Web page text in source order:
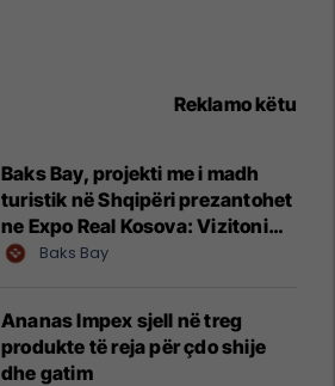
Reklamo këtu
Baks Bay, projekti me i madh
turistik në Shqipëri prezantohet
ne Expo Real Kosova: Vizitoni
shtandin dhe zbuloni
Baks Bay
Ananas Impex sjell në treg
produkte të reja për çdo shije
dhe gatim